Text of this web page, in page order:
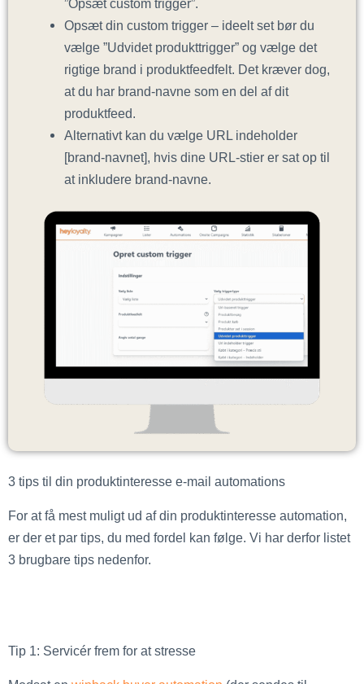
”Opsæt custom trigger”.
Opsæt din custom trigger – ideelt set bør du
vælge ”Udvidet produkttrigger” og vælge det
rigtige brand i produktfeedfelt. Det kræver dog,
at du har brand-navne som en del af dit
produktfeed.
Alternativt kan du vælge URL indeholder
[brand-navnet], hvis dine URL-stier er sat op til
at inkludere brand-navne.
3 tips til din produktinteresse e-mail automations
For at få mest muligt ud af din produktinteresse automation,
er der et par tips, du med fordel kan følge. Vi har derfor listet
3 brugbare tips nedenfor.
Tip 1: Servicér frem for at stresse